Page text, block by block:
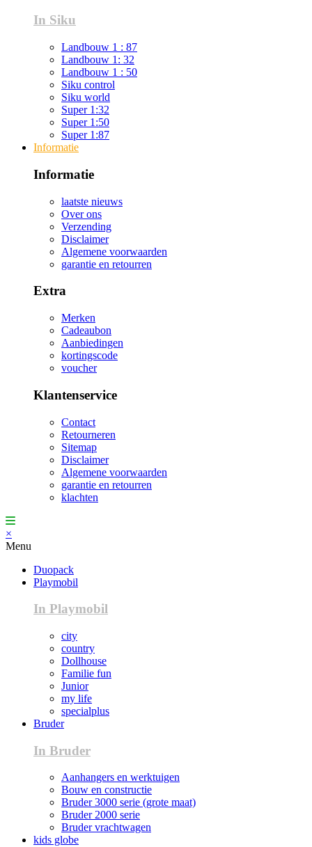
In Siku
Landbouw 1 : 87
Landbouw 1: 32
Landbouw 1 : 50
Siku control
Siku world
Super 1:32
Super 1:50
Super 1:87
Informatie
Informatie
laatste nieuws
Over ons
Verzending
Disclaimer
Algemene voorwaarden
garantie en retourren
Extra
Merken
Cadeaubon
Aanbiedingen
kortingscode
voucher
Klantenservice
Contact
Retourneren
Sitemap
Disclaimer
Algemene voorwaarden
garantie en retourren
klachten
×
Menu
Duopack
Playmobil
In Playmobil
city
country
Dollhouse
Familie fun
Junior
my life
specialplus
Bruder
In Bruder
Aanhangers en werktuigen
Bouw en constructie
Bruder 3000 serie (grote maat)
Bruder 2000 serie
Bruder vrachtwagen
kids globe